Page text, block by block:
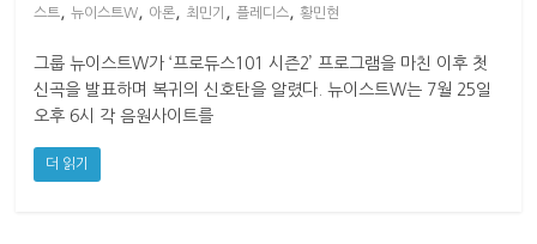
스트 ,뉴이스트W 아론 최민기 ,플레디스 ,황민현
그룹 뉴이스트W가 ‘프로듀스101 시즌2’ 프로그램을 마친 이후 첫
신곡을 발표하며 복귀의 신호탄을 알렸다. 뉴이스트W는 7월 25일
오후 6시 각 음원사이트를
더 읽기